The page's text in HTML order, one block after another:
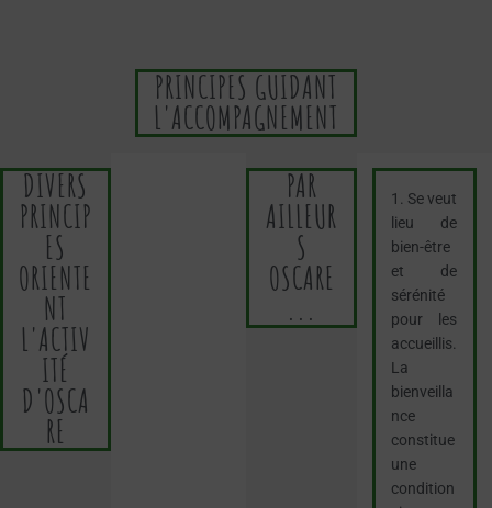
PRINCIPES GUIDANT
L'ACCOMPAGNEMENT
DIVERS
PRINCIP
ES
ORIENTE
NT
L'ACTIV
ITÉ
D'OSCA
RE
PAR
AILLEUR
S
OSCARE
...
1. Se veut
lieu de
bien-être
et de
sérénité
pour les
accueillis.
La
bienveilla
nce
constitue
une
condition